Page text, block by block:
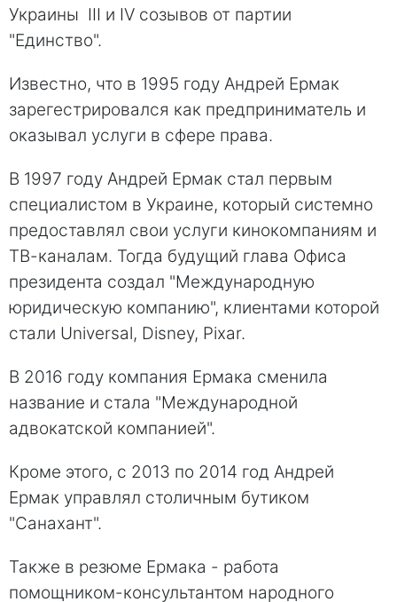
Украины III и IV созывов от партии
"Единство".
Известно, что в 1995 году Андрей Ермак
зарегестрировался как предприниматель и
оказывал услуги в сфере права.
В 1997 году Андрей Ермак стал первым
специалистом в Украине, который системно
предоставлял свои услуги кинокомпаниям и
ТВ-каналам. Тогда будущий глава Офиса
президента создал "Международную
юридическую компанию", клиентами которой
стали Universal, Disney, Pixar.
В 2016 году компания Ермака сменила
название и стала "Международной
адвокатской компанией".
Кроме этого, с 2013 по 2014 год Андрей
Ермак управлял столичным бутиком
"Санахант".
Также в резюме Ермака - работа
помощником-консультантом народного